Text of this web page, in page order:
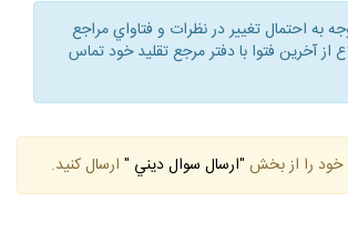
به احتمال تغيير در نظرات و فتاواي مراجع
از آخرين فتوا با دفتر مرجع تقليد خود تماس
خود را از بخش "ارسال سوال ديني " ارسال كنيد.